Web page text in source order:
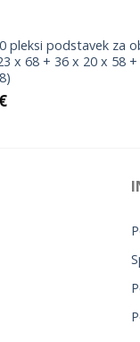
pleksi podstavek za
x 68 + 36 x 20 x 58 +
€